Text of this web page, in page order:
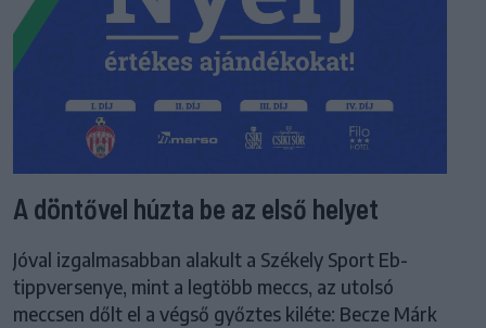
A döntővel húzta be az első helyet
Jóval izgalmasabban alakult a Székely Sport Eb-
tippversenye, mint a legtöbb meccs, az utolsó
meccsen dőlt el a végső győztes kiléte: Becze Márk